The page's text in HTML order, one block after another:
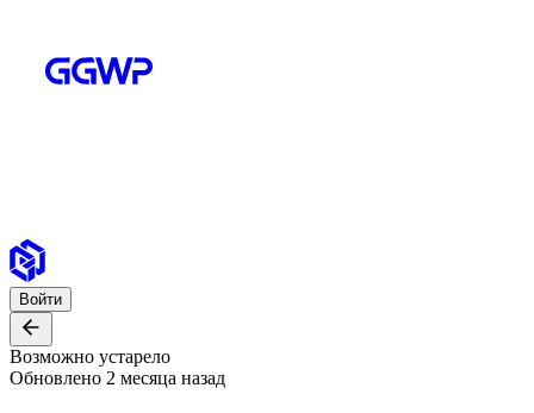
Войти
Возможно устарело
Обновлено 2 месяца назад